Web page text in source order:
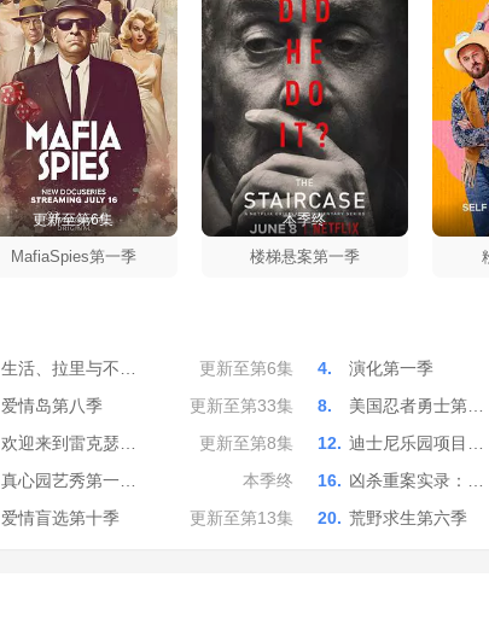
更新至第6集
MafiaSpies第一季
本季终
楼梯悬案第一季
生活、拉里与不… 更新至第6集 4. 演化第一季
爱情岛第八季 更新至第33集 8. 美国忍者勇士第…
欢迎来到雷克瑟… 更新至第8集 12. 迪士尼乐园项目…
真心园艺秀第一… 本季终 16. 凶杀重案实录：…
爱情盲选第十季 更新至第13集 20. 荒野求生第六季